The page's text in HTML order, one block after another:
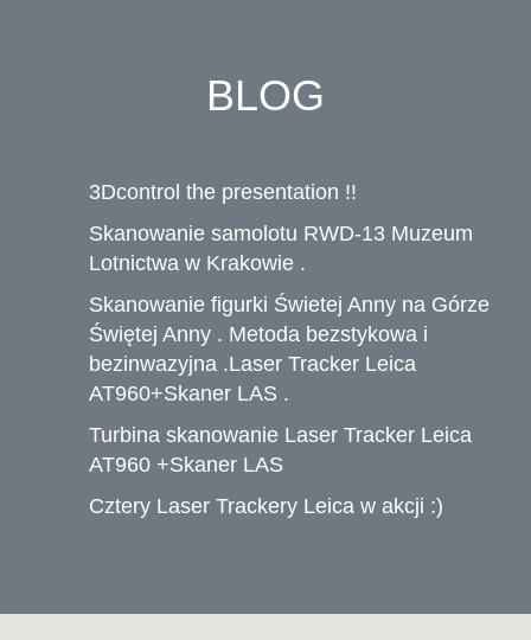
BLOG
3Dcontrol the presentation !!
Skanowanie samolotu RWD-13 Muzeum
Lotnictwa w Krakowie .
Skanowanie figurki Świetej Anny na Górze
Świętej Anny . Metoda bezstykowa i
bezinwazyjna .Laser Tracker Leica
AT960+Skaner LAS .
Turbina skanowanie Laser Tracker Leica
AT960 +Skaner LAS
Cztery Laser Trackery Leica w akcji :)